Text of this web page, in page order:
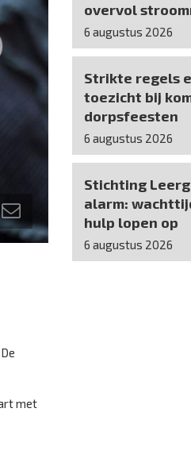
met
overvol
6 augustus 2026
Strikte regels
toezicht bij
dorpsfeesten
6 augustus 2026
Stichting
alarm:
hulp lopen op
6 augustus 2026